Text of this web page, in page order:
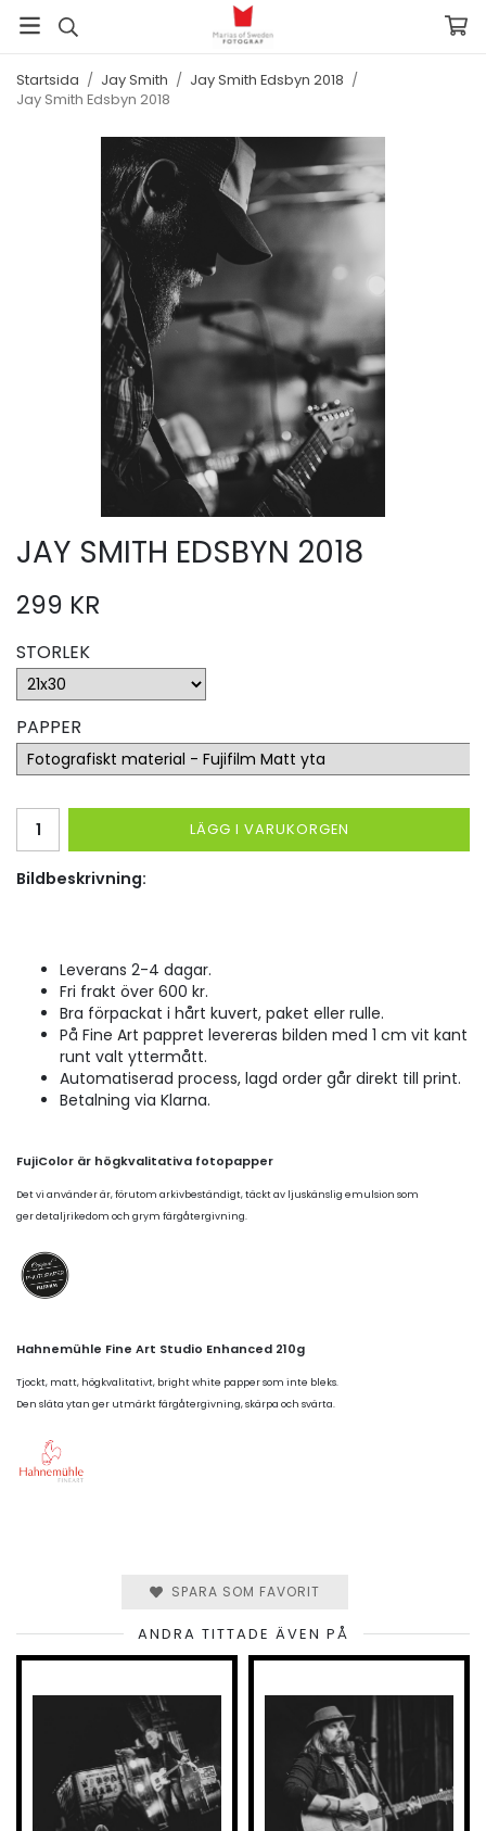
Startsida / Jay Smith / Jay Smith Edsbyn 2018 /
Jay Smith Edsbyn 2018
JAY SMITH EDSBYN 2018
299 KR
STORLEK
PAPPER
LÄGG I VARUKORGEN
Bildbeskrivning:
Leverans 2-4 dagar.
Fri frakt över 600 kr.
Bra förpackat i hårt kuvert, paket eller rulle.
På Fine Art pappret levereras bilden med 1 cm vit kant
runt valt yttermått.
Automatiserad process, lagd order går direkt till print.
Betalning via Klarna.
FujiColor är högkvalitativa fotopapper
Det vi använder är, förutom arkivbeständigt, täckt av ljuskänslig emulsion som
ger detaljrikedom och grym färgåtergivning.
Hahnemühle Fine Art Studio Enhanced 210g
Tjockt, matt, högkvalitativt, bright white papper som inte bleks.
Den släta ytan ger utmärkt färgåtergivning, skärpa och svärta.
SPARA SOM FAVORIT
ANDRA TITTADE ÄVEN PÅ